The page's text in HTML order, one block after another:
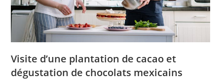
Visite d’une plantation de cacao et
dégustation de chocolats mexicains